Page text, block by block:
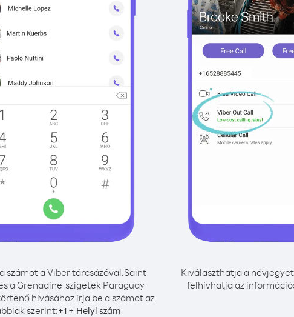
számot a Viber tárcsázóval.Saint
a Grenadine-szigetek Paraguay
hívásához írja be a számot az
szerint:+1+ Helyi szám
Kiválaszthatja a
felhívhatja az